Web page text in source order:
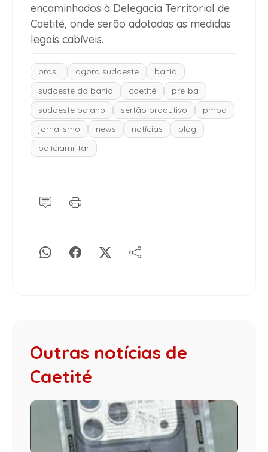
encaminhados à Delegacia Territorial de
Caetité, onde serão adotadas as medidas
legais cabíveis.
brasil agora sudoeste
bahia
sudoeste da bahia
caetité
pre-ba
sudoeste baiano
sertão produtivo
pmba
jornalismo
news notícias
blog
políciamilitar
Outras notícias de
Caetité